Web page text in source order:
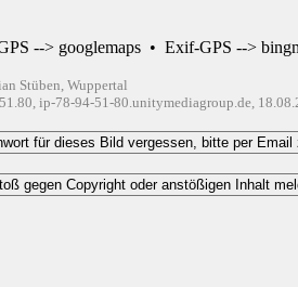
--> googlemaps • Exif-GPS -->
Stüben, Wuppertal
ip-78-94-51-80.unitymediagroup.de,